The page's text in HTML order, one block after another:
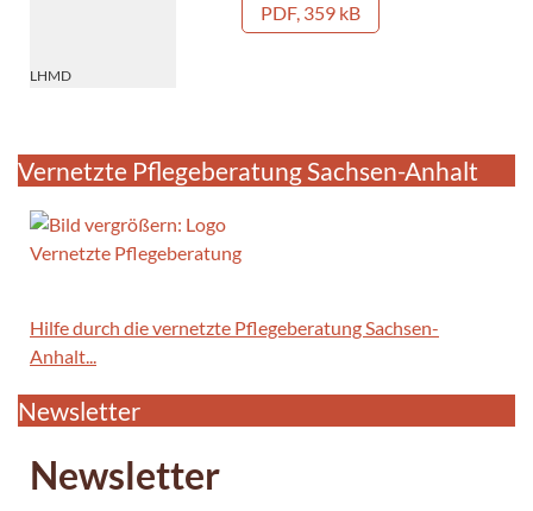
PDF, 359 kB
LHMD
Vernetzte Pflegeberatung Sachsen-Anhalt
Hilfe durch die vernetzte Pflegeberatung Sachsen-
Anhalt...
Newsletter
Newsletter